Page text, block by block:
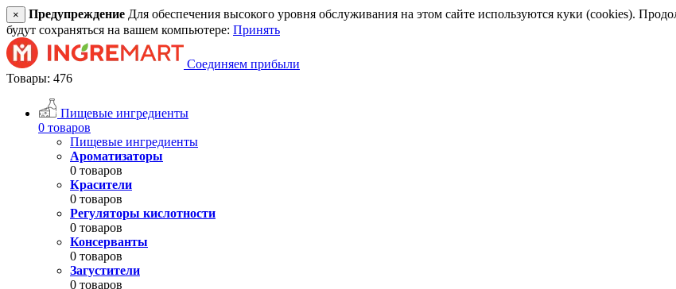
× Предупреждение Для обеспечения высокого уровня обслуживания на этом сайте используются куки (cookies).
будут сохраняться на вашем компьютере: Принять
Соединяем прибыли
Товары: 476
Пищевые ингредиенты
0 товаров
Пищевые ингредиенты
Ароматизаторы
0 товаров
Красители
0 товаров
Регуляторы кислотности
0 товаров
Консерванты
0 товаров
Загустители
0 товаров